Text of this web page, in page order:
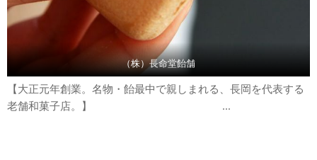
（株）長命堂飴舗
【大正元年創業。名物・飴最中で親しまれる、長岡を代表する
老舗和菓子店。】 ...